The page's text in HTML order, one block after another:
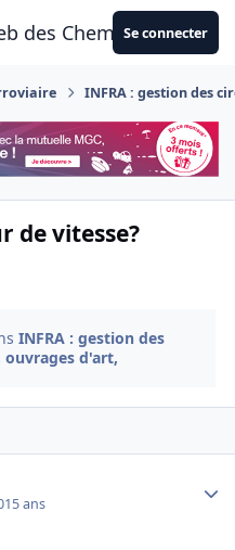
des CheminotsSe connecter
INFRA : gestion des
de vitesse?
INFRA : gestion des
d'art,
15 ans